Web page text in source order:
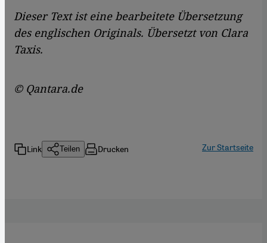
Dieser Text ist eine bearbeitete Übersetzung
des englischen Originals. Übersetzt von Clara
Taxis.
© Qantara.de
Link Teilen Drucken Zur Startseite